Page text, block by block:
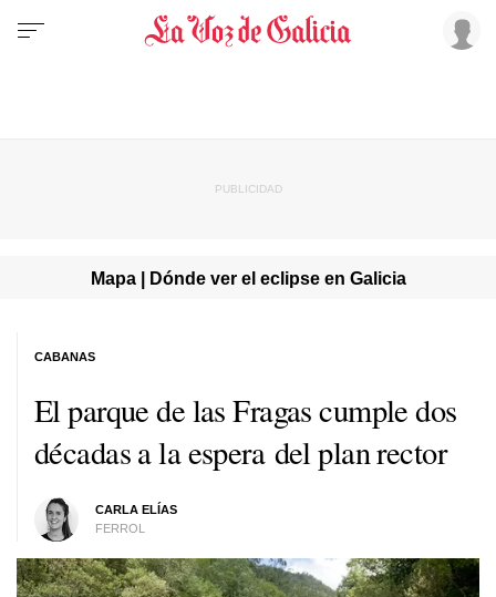
Mapa | Dónde ver el eclipse en Galicia
El parque de las Fragas cumple dos
décadas a la espera del plan rector
CARLA ELÍAS
FERROL
CABANAS